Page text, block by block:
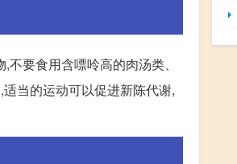
要食用含嘌呤高的肉汤类、
当的运动可以促进新陈代谢,